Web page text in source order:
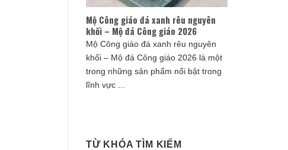
Mộ Công giáo đá xanh rêu nguyên
khối – Mộ đá Công giáo 2026
Mộ Công giáo đá xanh rêu nguyên
khối – Mộ đá Công giáo 2026 là một
trong những sản phẩm nổi bật trong
lĩnh vực ...
TỪ KHÓA TÌM KIẾM